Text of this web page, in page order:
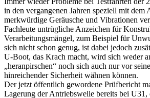
in den vergangenen Jahren speziell mit dem
merkwürdige Geräusche und Vibrationen
Fachleute untrügliche Anzeichen für
Verarbeitungsmängel, zum Beispiel für
sich nicht schon genug, ist dabei jedoch
U-Boot, das Krach macht, wird sich weder
„heranpirschen“ noch sich auch nur vor
hinreichender Sicherheit wähnen können.
Der jetzt öffentlich gewordene Prüfbericht
Lagerung der Antriebswelle bereits bei U31,